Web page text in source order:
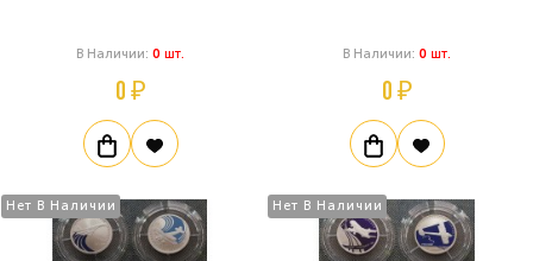
В Наличии: 0 Шт.
0 ₽
В Наличии: 0 Шт.
0 ₽
Нет В Наличии Нет В Наличии